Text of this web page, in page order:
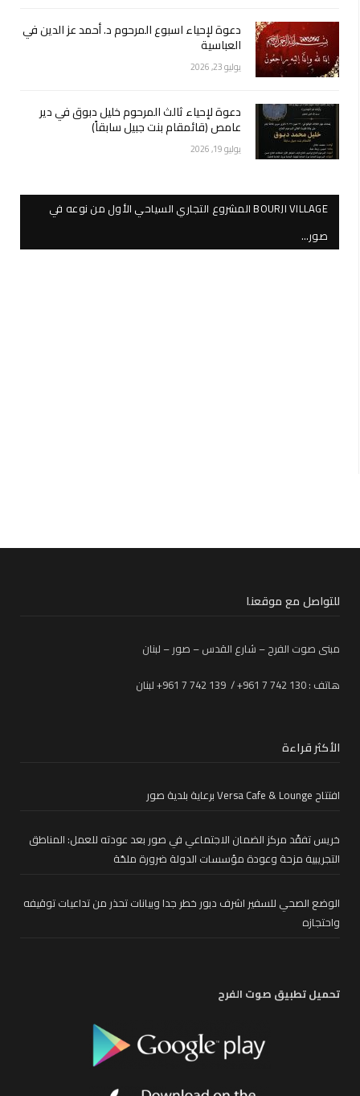
دعوة لإحياء اسبوع المرحوم د. أحمد عز الدين في
العباسية
يوليو 23, 2026
دعوة لإحياء ثالث المرحوم خليل دبوق في دير
عامص (قائمقام بنت جبيل سابقاً)
يوليو 19, 2026
BOURJI VILLAGE المشروع التجاري السياحي الأول من نوعه في
صور…
للتواصل مع موقعنا
مبنى صوت الفرح – شارع القدس – صور – لبنان
هاتف : 130 742 7 961+ / 139 742 7 961+ لبنان
الأكثر قراءة
افتتاح Versa Cafe & Lounge برعاية بلدية صور
خريس تفقّد مركز الضمان الاجتماعي في صور بعد عودته للعمل: المناطق
التجريبية مزحة وعودة مؤسسات الدولة ضرورة ملحّة
الوضع الصحي للسفير اشرف دبور خطر جدا وبيانات تحذر من تداعيات توقيفه
واحتجازه
تحميل تطبيق صوت الفرح